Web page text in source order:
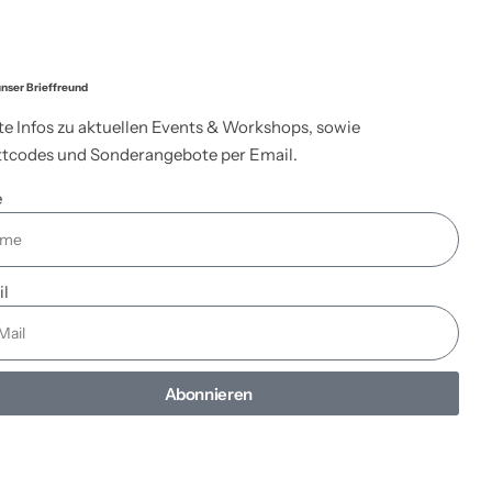
Brieffreund
Infos zu aktuellen Events & Workshops, sowie
und Sonderangebote per Email.
Abonnieren